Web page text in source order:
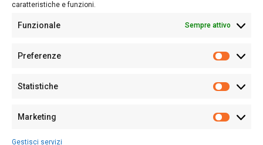
caratteristiche e funzioni.
Funzionale Sempre attivo
Preferenze
Statistiche
Marketing
Gestisci servizi
Sede:Via Cristoforo Colombo 09013 Carbonia
Partita IVA02270380922
128/2020 del 10/02/2020